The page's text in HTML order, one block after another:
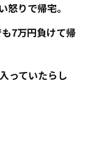
りで帰宅。
7万円負けて帰
っていたらし